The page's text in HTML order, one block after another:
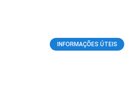
INFORMAÇÕES ÚTEIS